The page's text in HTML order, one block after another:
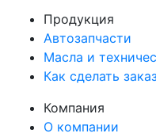
Продукция
Автозапчасти
Масла и
Как сделать
Компания
О компании